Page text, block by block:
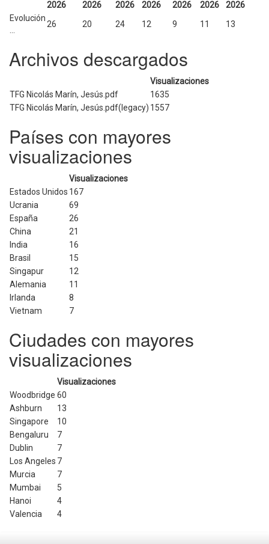
2026
2026
2026
2026
2026
2026
2026
Evolución
26 20 24 12 9 11 13
Archivos descargados
Visualizaciones
TFG Nicolás Marín, Jesús.pdf
1635
TFG Nicolás Marín, Jesús.pdf(legacy) 1557
Países con mayores
visualizaciones
Visualizaciones
Estados Unidos 167
Ucrania
69
España
26
China
21
India
16
Brasil
15
Singapur
12
Alemania
11
Irlanda
8
Vietnam
7
Ciudades con mayores
visualizaciones
Visualizaciones
Woodbridge 60
Ashburn
13
Singapore
10
Bengaluru
7
Dublin
7
Los Angeles 7
Murcia
7
Mumbai
5
Hanoi
4
Valencia
4